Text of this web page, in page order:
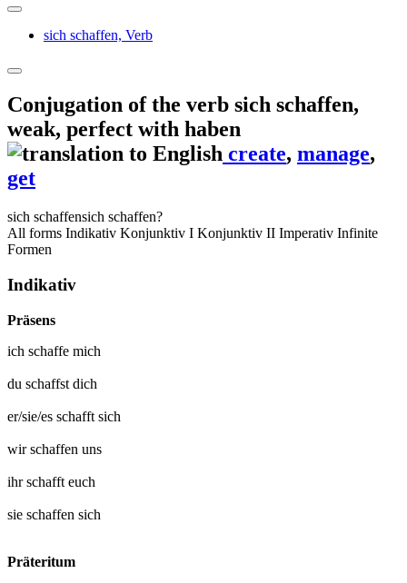
sich schaffen, Verb
Conjugation of the verb sich schaffen,
weak, perfect with haben
create, manage,
get
sich schaffensich schaffen?
All forms Indikativ Konjunktiv I Konjunktiv II Imperativ Infinite
Formen
Indikativ
Präsens
ich schaffe mich
du schaffst dich
er/sie/es schafft sich
wirschaffen uns
ihrschafft euch
sie schaffen sich
Präteritum